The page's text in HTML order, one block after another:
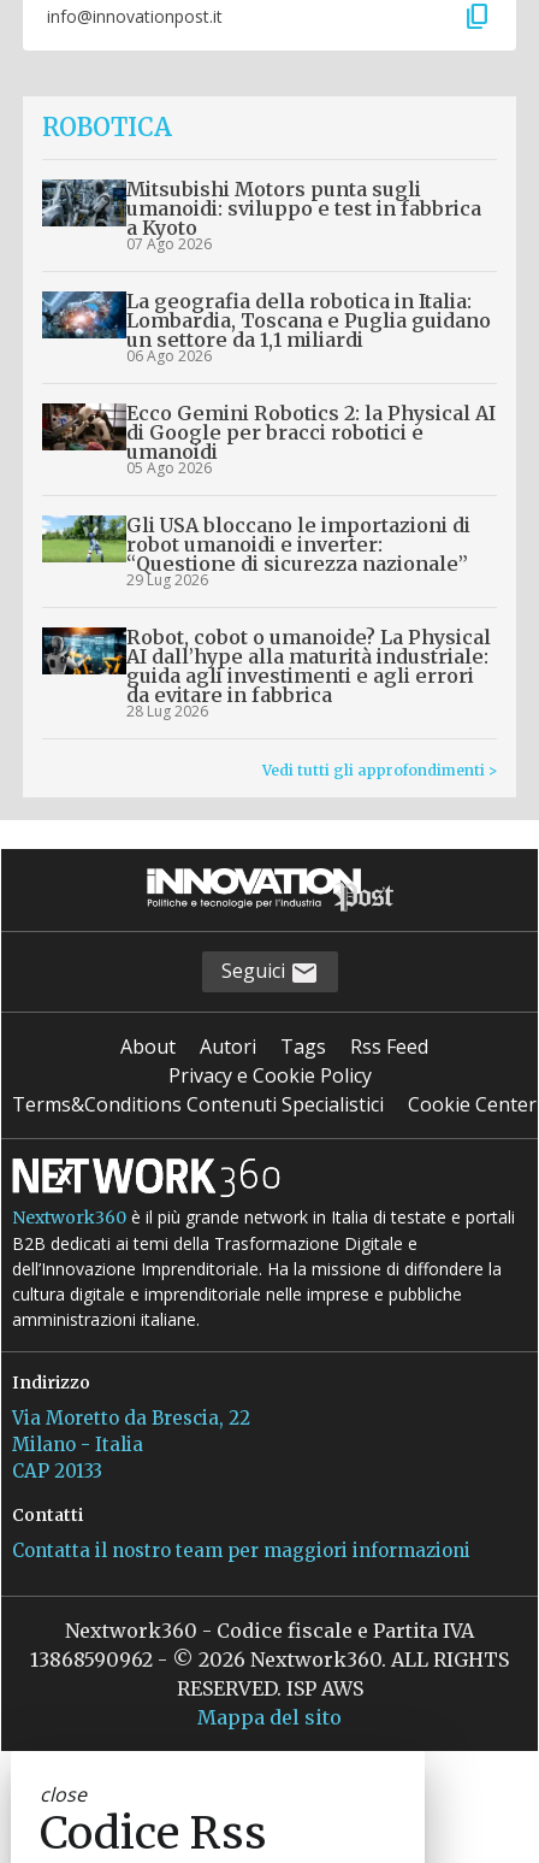
info@innovationpost.it content_copy
ROBOTICA
Mitsubishi Motors punta sugli
umanoidi: sviluppo e test in fabbrica
a Kyoto
07 Ago 2026
La geografia della robotica in Italia:
Lombardia, Toscana e Puglia guidano
un settore da 1,1 miliardi
06 Ago 2026
Ecco Gemini Robotics 2: la Physical AI
di Google per bracci robotici e
umanoidi
05 Ago 2026
Gli USA bloccano le importazioni di
robot umanoidi e inverter:
“Questione di sicurezza nazionale”
29 Lug 2026
Robot, cobot o umanoide? La Physical
AI dall’hype alla maturità industriale:
guida agli investimenti e agli errori
da evitare in fabbrica
28 Lug 2026
Vedi tutti gli approfondimenti >
Seguici
About Autori Tags
Rss Feed
Privacy e Cookie Policy
Terms&Conditions Contenuti Specialistici
Cookie Center
Nextwork360 è il più grande network in Italia di testate e portali
B2B dedicati ai temi della Trasformazione Digitale e
dell’Innovazione Imprenditoriale. Ha la missione di diffondere la
cultura digitale e imprenditoriale nelle imprese e pubbliche
amministrazioni italiane.
Indirizzo
Via Moretto da Brescia, 22
Milano - Italia
CAP 20133
Contatti
Contatta il nostro team per maggiori informazioni
Nextwork360 - Codice fiscale e Partita IVA
13868590962 - © 2026 Nextwork360. ALL RIGHTS
RESERVED. ISP AWS
Mappa del sito
close
Codice Rss